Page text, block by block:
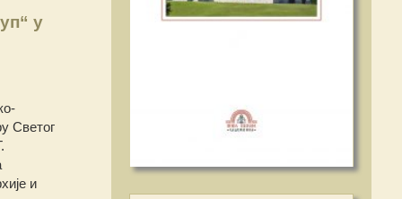
у
Светог
и